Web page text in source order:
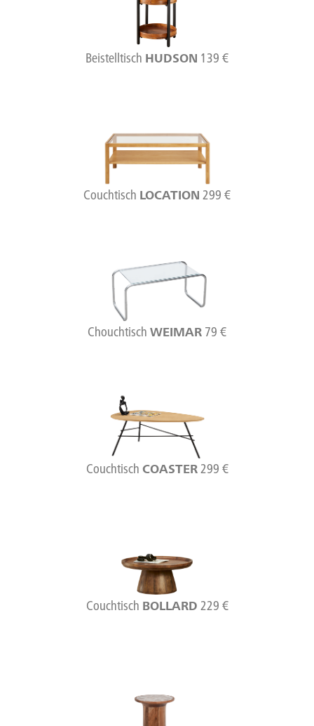
Beistelltisch HUDSON 139 €
Couchtisch LOCATION 299 €
Chouchtisch WEIMAR 79 €
Couchtisch COASTER299 €
Couchtisch BOLLARD 229 €